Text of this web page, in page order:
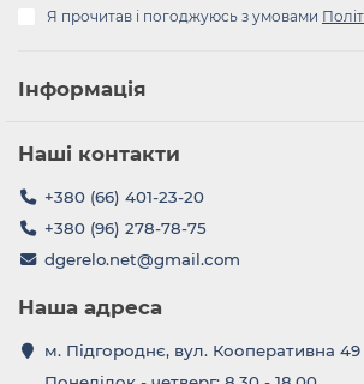
Я прочитав і погоджуюсь з умовами
Інформація
Наші контакти
+380 (66) 401-23-20
+380 (96) 278-78-75
dgerelo.net@gmail.com
Наша адреса
м. Підгороднє, вул. Кооперативна 49